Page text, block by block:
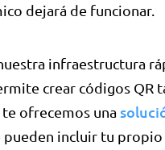
dejará de funcionar.
infraestructura
crear códigos QR
ofrecemos una
pueden incluir tu